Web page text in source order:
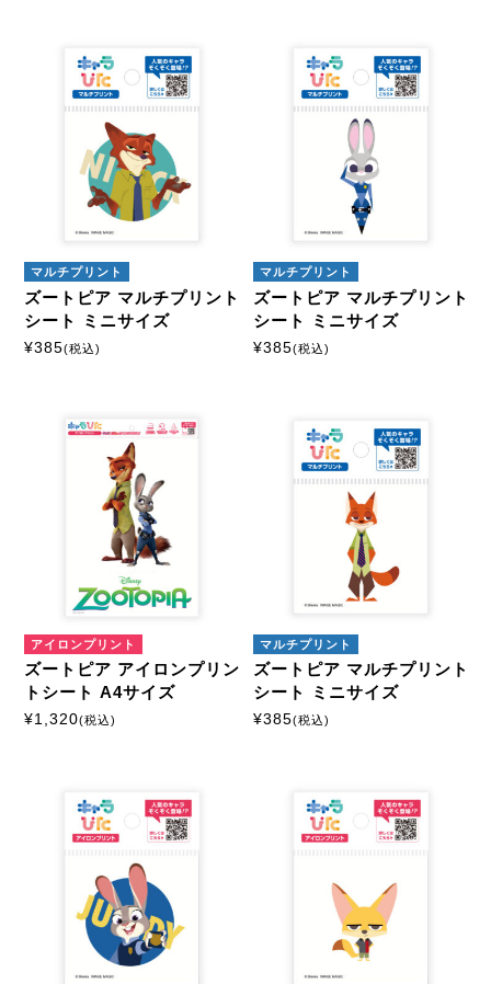
マルチプリント
ズートピア マルチプリント
シート ミニサイズ
¥385(税込)
マルチプリント
ズートピア マルチプリント
シート ミニサイズ
¥385(税込)
アイロンプリント
ズートピア アイロンプリン
トシート A4サイズ
¥1,320(税込)
マルチプリント
ズートピア マルチプリント
シート ミニサイズ
¥385(税込)